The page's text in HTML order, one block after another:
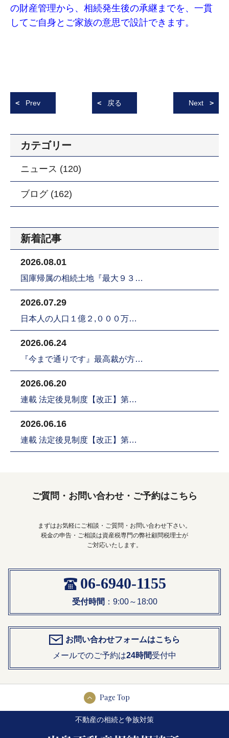
の財産管理から、相続発生後の承継までを、一貫
してご自身とご家族の意思で設計できます。
Prev 戻る Next
カテゴリー
ニュース (120)
ブログ (162)
新着記事
2026.08.01
国庫帰属の相続土地『最大９３…
2026.07.29
日本人の人口１億２,０００万…
2026.06.24
『今まで通りです』最高裁が方…
2026.06.20
連載 法定後見制度【改正】第…
2026.06.16
連載 法定後見制度【改正】第…
ご質問・お問い合わせ・ご予約はこちら
まずはお気軽にご相談・ご質問・お問い合わせ下さい。
税金の申告・ご相談は資産税専門の弊社顧問税理士が
ご対応いたします。
06-6940-1155
受付時間 ：9:00～18:00
お問い合わせフォームはこちら
メールでのご予約は24時間受付中
Page Top
不動産の相続と争族対策